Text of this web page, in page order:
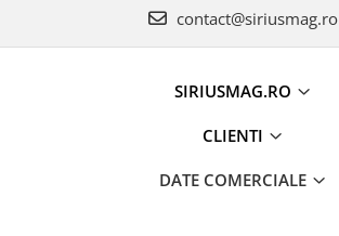
contact@siriusmag.ro
SIRIUSMAG.RO
CLIENTI
DATE COMERCIALE